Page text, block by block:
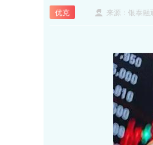
优克 来源：银泰融